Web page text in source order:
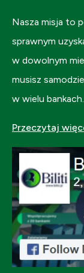
Nasza misja to
sprawnym
w dowolnym
musisz
w wielu bankach.
Przeczytaj